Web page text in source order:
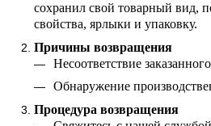
сохранил свой товарный вид,
свойства, ярлыки и упаковку.
Причины возвращения
Несоответствие
Обнаружение
Процедура возвращения